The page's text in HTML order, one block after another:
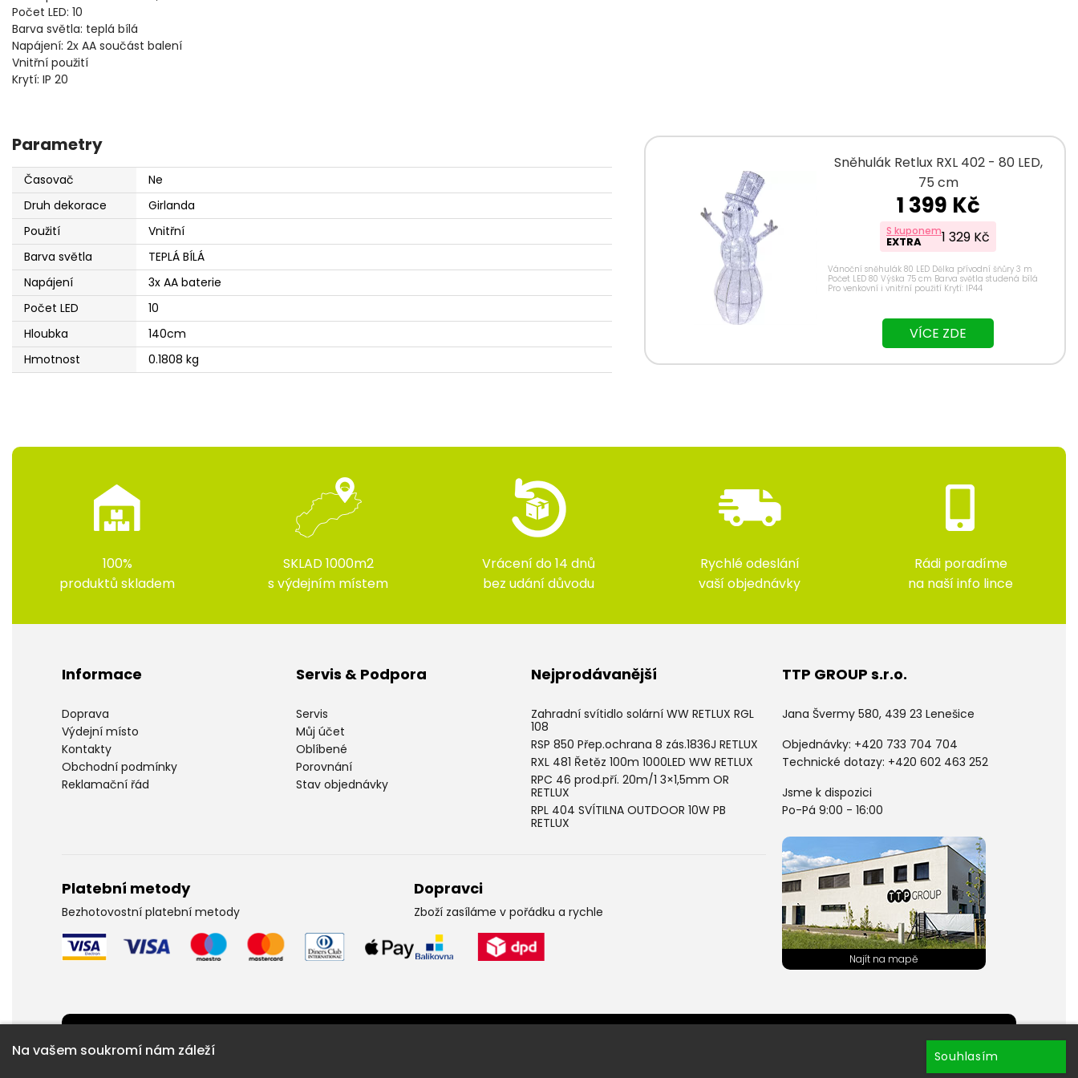
Počet LED: 10
Barva světla: teplá bílá
Napájení: 2x AA součást balení
Vnitřní použití
Krytí: IP 20
Parametry
Časovač
Ne
Druh dekorace
Girlanda
Použití
Vnitřní
Barva světla
TEPLÁ BÍLÁ
Napájení
3x AA baterie
Počet LED
10
Hloubka
140cm
Hmotnost
0.1808 kg
Sněhulák Retlux RXL 402 - 80 LED,
75 cm
1 399 Kč
S kuponem
EXTRA 1 329 Kč
Vánoční sněhulák 80 LED Dělka přívodní šňůry 3 m
Počet LED 80 Výška 75 cm Barva světla studená bílá
Pro venkovní i vnitřní použití Krytí: IP44
VÍCE ZDE
100%
produktů skladem
SKLAD 1000m2
s výdejním místem
Vrácení do 14 dnů
bez udání důvodu
Rychlé odeslání
vaší objednávky
Rádi poradíme
na naší info lince
Informace
Doprava
Výdejní místo
Kontakty
Obchodní podmínky
Reklamační řád
Servis & Podpora
Servis
Můj účet
Oblíbené
Porovnání
Stav objednávky
Nejprodávanější
Zahradní svítidlo solární WW RETLUX RGL
108
RSP 850 Přep.ochrana 8 zás.1836J RETLUX
RXL 481 Řetěz 100m 1000LED WW RETLUX
RPC 46 prod.pří. 20m/1 3×1,5mm OR
RETLUX
RPL 404 SVÍTILNA OUTDOOR 10W PB
RETLUX
Platební metody
Bezhotovostní platební metody
Dopravci
Zboží zasíláme v pořádku a rychle
TTP GROUP s.r.o.
Jana Švermy 580, 439 23 Lenešice
Objednávky: +420 733 704 704
Technické dotazy: +420 602 463 252
Jsme k dispozici
Po-Pá 9:00 - 16:00
Potřebujete poradit ?
Na vašem soukromí nám záleží Souhlasím